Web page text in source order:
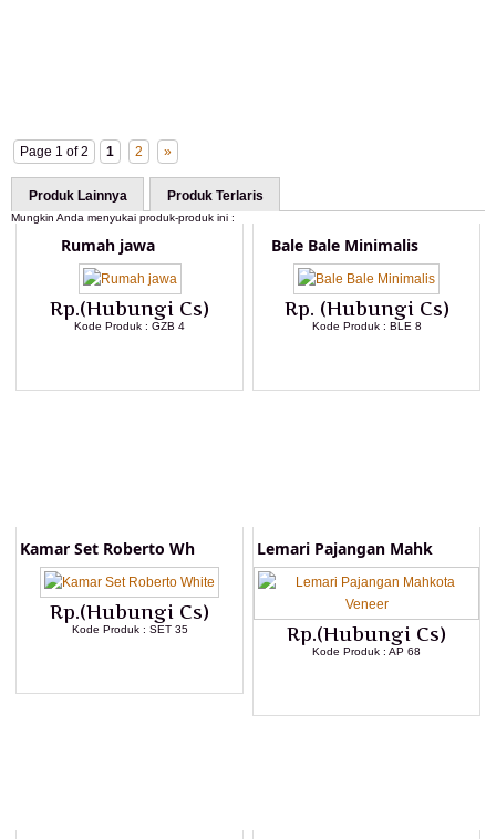
Page 1 of 2 1 2 »
Produk Lainnya Produk Terlaris
Mungkin Anda menyukai produk-produk ini :
Rumah jawa
Rp.(Hubungi Cs)
Kode Produk : GZB 4
Bale Bale Minimalis
Rp. (Hubungi Cs)
Kode Produk : BLE 8
Kamar Set Roberto Wh
Rp.(Hubungi Cs)
Kode Produk : SET 35
Lemari Pajangan Mahk
Rp.(Hubungi Cs)
Kode Produk : AP 68